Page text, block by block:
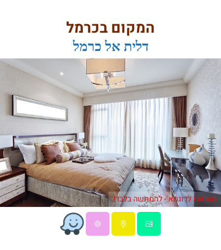
המקום בכרמל
דלית אל כרמל
תמונות לדוגמא - להמחשה בלבד!